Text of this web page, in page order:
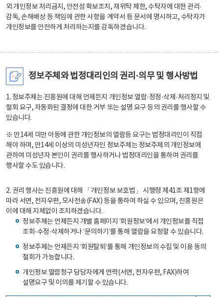
외 개인정보 처리금지, 안전성 확보조치, 재위탁 제한, 수탁자에 대한 관리·
감독, 손해배상 등 책임에 관한 사항을 계약서 등 문서에 명시하고, 수탁자가
개인정보를 안전하게 처리하는지를 감독하겠습니다.
정보주체와 법정대리인의 권리·의무 및 행사방법
1. 정보주체는 진흥원에 대해 언제든지 개인정보 열람·정정·삭제·처리정지 및
철회 요구, 자동화된 결정에 대한 거부 또는 설명 요구 등의 권리를 행사할 수
있습니다.
※ 만14세 미만 아동에 관한 개인정보의 열람등 요구는 법정대리인이 직접
해야 하며, 만14세 이상의 미성년자인 정보주체는 정보주체의 개인정보에
관하여 미성년자 본인이 권리를 행사하거나 법정대리인을 통하여 권리를
행사할 수도 있습니다.
2. 권리 행사는 진흥원에 대해 「개인정보 보호법」 시행령 제41조 제1항에
따라 서면, 전자우편, 모사전송(FAX) 등을 통하여 하실 수 있으며, 진흥원은
이에 대해 지체없이 조치하겠습니다.
정보주체는 언제든지 개별 홈페이지 ‘회원정보’에서 개인정보를 직접
조회·수정·삭제하거나 ‘문의하기’를 통해 열람을 요청할 수 있습니다.
정보주체는 언제든지 ‘회원탈퇴’를 통해 개인정보의 수집 및 이용 동의
철회가 가능합니다.
개인정보 열람청구 담당자에게 연락(서면, 전자우편, FAX)하여
설명요구 및 이의를 제기할 수 있습니다.